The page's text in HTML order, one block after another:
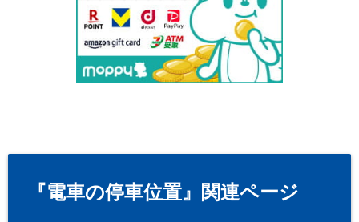
『電車の停車位置』関連ページ